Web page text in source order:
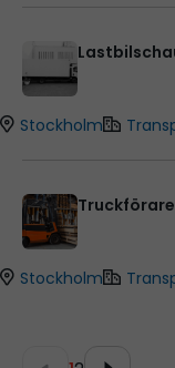
Stockholm
Stockholm